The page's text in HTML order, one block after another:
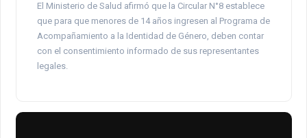
El Ministerio de Salud afirmó que la Circular N°8 establece
que para que menores de 14 años ingresen al Programa de
Acompañamiento a la Identidad de Género, deben contar
con el consentimiento informado de sus representantes
legales.